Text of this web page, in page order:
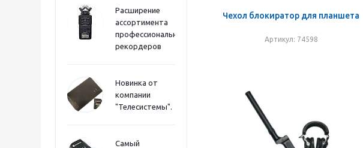
Расширение
ассортимента
профессиональных
рекордеров
Новинка от
компании
"Телесистемы".
Самый
Чехол блокиратор для планшета
Артикул: 74598